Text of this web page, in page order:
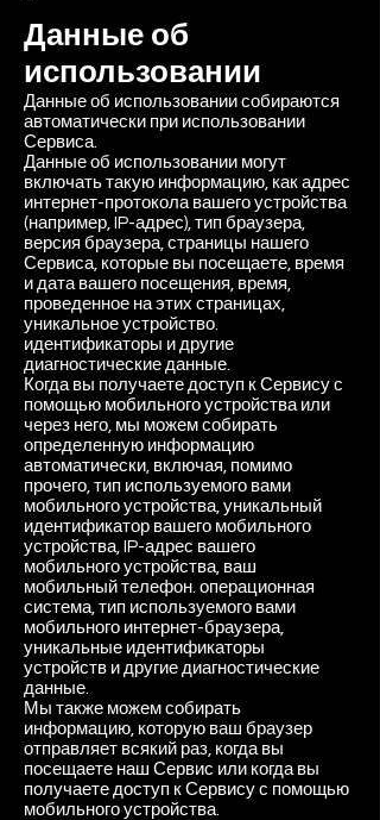
Данные об
использовании
Данные об использовании собираются
автоматически при использовании
Сервиса.
Данные об использовании могут
включать такую информацию, как адрес
интернет-протокола вашего устройства
(например, IP-адрес), тип браузера,
версия браузера, страницы нашего
Сервиса, которые вы посещаете, время
и дата вашего посещения, время,
проведенное на этих страницах,
уникальное устройство.
идентификаторы и другие
диагностические данные.
Когда вы получаете доступ к Сервису с
помощью мобильного устройства или
через него, мы можем собирать
определенную информацию
автоматически, включая, помимо
прочего, тип используемого вами
мобильного устройства, уникальный
идентификатор вашего мобильного
устройства, IP-адрес вашего
мобильного устройства, ваш
мобильный телефон. операционная
система, тип используемого вами
мобильного интернет-браузера,
уникальные идентификаторы
устройств и другие диагностические
данные.
Мы также можем собирать
информацию, которую ваш браузер
отправляет всякий раз, когда вы
посещаете наш Сервис или когда вы
получаете доступ к Сервису с помощью
мобильного устройства.